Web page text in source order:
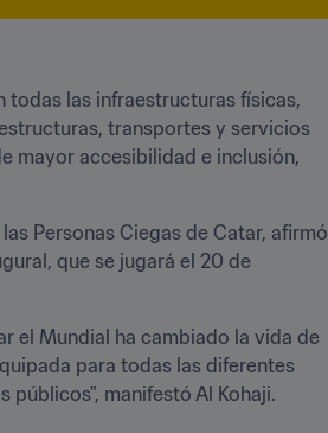
todas las infraestructuras físicas,
transportes y servicios
mayor accesibilidad e inclusión,
Personas Ciegas de Catar, afirmó
que se jugará el 20 de
el Mundial ha cambiado la vida de
para todas las diferentes
públicos", manifestó Al Kohaji.